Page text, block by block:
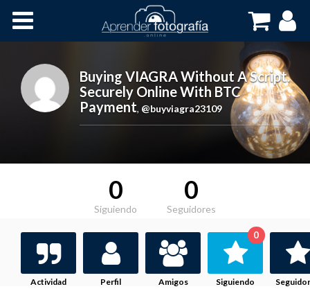
Cursos OnLine
Buying VIAGRA Without A Script.
Securely Online With BTC
Payment, @buyviagra23109
0
Siguiendo
0
Seguidores
Actividad Perfil Amigos Siguiendo
0